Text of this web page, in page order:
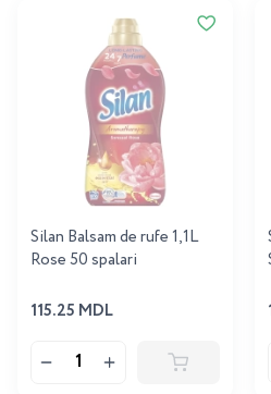
Silan Balsam de rufe 1,1L
Rose 50 spalari
115.25 MDL